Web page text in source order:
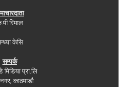
रिमाल
केसि
सम्पर्क
प्रा.लि
काठमाडौ